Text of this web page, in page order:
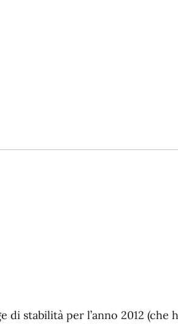
di stabilità per l’anno 2012 (che